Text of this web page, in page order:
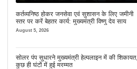
कर्तव्यनिष्ठ होकर जनसेवा एवं सुशासन के लिए जमीनी
स्तर पर करें बेहतर कार्य: मुख्यमंत्री विष्णु देव साय
August 5, 2026
सोलर पंप सुधारने मुख्यमंत्री हेल्पलाइन में की शिकायत,
कुछ ही घंटों में हुई मरम्मत